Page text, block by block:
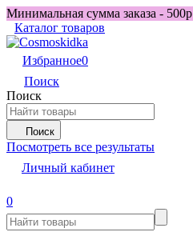
Минимальная сумма заказа - 500р
Каталог товаров
Избранное0
Поиск
Поиск
Поиск
Посмотреть все результаты
Личный кабинет
0